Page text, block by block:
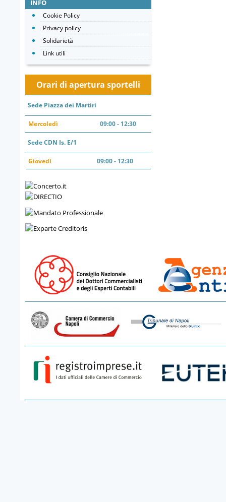
INFO
Cookie Policy
Privacy policy
Solidarietà
Link utili
Orari di apertura sportelli
Sede Piazza dei Martiri
Mercoledì 09:00 - 12:30
Sede CDN Is. E/1
Giovedì 09:00 - 12:30